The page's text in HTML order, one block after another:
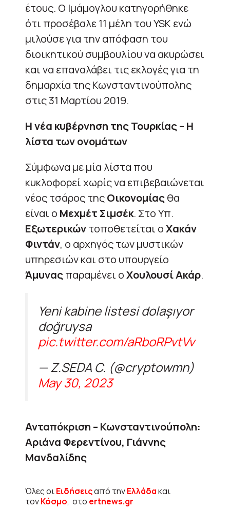
έτους. Ο Ιμάμογλου κατηγορήθηκε
ότι προσέβαλε 11 μέλη του YSK ενώ
μιλούσε για την απόφαση του
διοικητικού συμβουλίου να ακυρώσει
και να επαναλάβει τις εκλογές για τη
δημαρχία της Κωνσταντινούπολης
στις 31 Μαρτίου 2019.
Η νέα κυβέρνηση της Τουρκίας – Η
λίστα των ονομάτων
Σύμφωνα με μία λίστα που
κυκλοφορεί χωρίς να επιβεβαιώνεται
νέος τσάρος τηςΟικονομίαςθα
είναι ο Μεχμέτ Σιμσέκ. Στο Υπ.
Εξωτερικώντοποθετείται οΧακάν
Φιντάν, ο αρχηγός των μυστικών
υπηρεσιών και στο υπουργείο
Άμυναςπαραμένει οΧουλουσί Ακάρ.
Yeni kabine listesi dolaşıyor
doğruysa
pic.twitter.com/aRboRPvtVv
— Z.SEDA C. (@cryptowmn)
May 30, 2023
Ανταπόκριση – Κωνσταντινούπολη:
Αριάνα Φερεντίνου, Γιάννης
Μανδαλίδης
Όλες οιΕιδήσειςαπό τηνΕλλάδακαι
τονΚόσμο, στο ertnews.gr